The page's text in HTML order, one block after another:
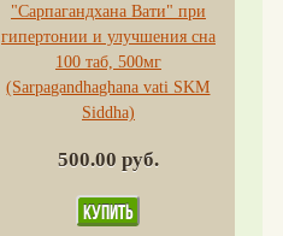
"Сарпагандхана Вати" при
гипертонии и улучшения сна
100 таб, 500мг
(Sarpagandhaghana vati SKM
Siddha)
500.00 руб.